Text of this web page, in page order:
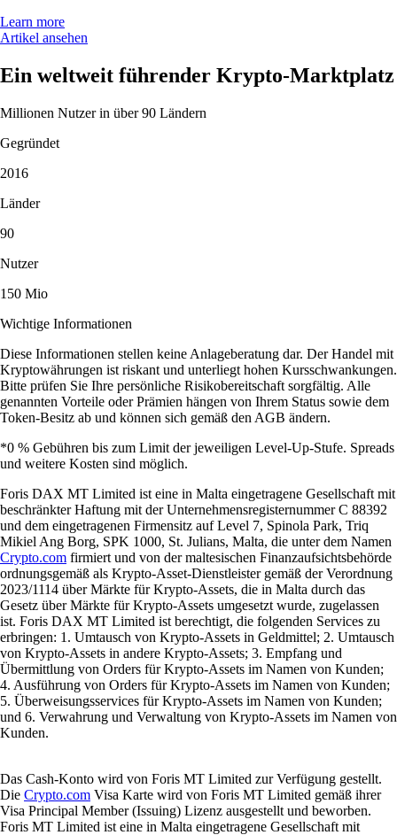
Learn more
Artikel ansehen
Ein weltweit führender Krypto-Marktplatz
Millionen Nutzer in über 90 Ländern
Gegründet
2016
Länder
90
Nutzer
150 Mio
Wichtige Informationen
Diese Informationen stellen keine Anlageberatung dar. Der Handel mit
Kryptowährungen ist riskant und unterliegt hohen Kursschwankungen.
Bitte prüfen Sie Ihre persönliche Risikobereitschaft sorgfältig. Alle
genannten Vorteile oder Prämien hängen von Ihrem Status sowie dem
Token-Besitz ab und können sich gemäß den AGB ändern.
*0 % Gebühren bis zum Limit der jeweiligen Level-Up-Stufe. Spreads
und weitere Kosten sind möglich.
Foris DAX MT Limited ist eine in Malta eingetragene Gesellschaft mit
beschränkter Haftung mit der Unternehmensregisternummer C 88392
und dem eingetragenen Firmensitz auf Level 7, Spinola Park, Triq
Mikiel Ang Borg, SPK 1000, St. Julians, Malta, die unter dem Namen
Crypto.com firmiert und von der maltesischen Finanzaufsichtsbehörde
ordnungsgemäß als Krypto-Asset-Dienstleister gemäß der Verordnung
2023/1114 über Märkte für Krypto-Assets, die in Malta durch das
Gesetz über Märkte für Krypto-Assets umgesetzt wurde, zugelassen
ist. Foris DAX MT Limited ist berechtigt, die folgenden Services zu
erbringen: 1. Umtausch von Krypto-Assets in Geldmittel; 2. Umtausch
von Krypto-Assets in andere Krypto-Assets; 3. Empfang und
Übermittlung von Orders für Krypto-Assets im Namen von Kunden;
4. Ausführung von Orders für Krypto-Assets im Namen von Kunden;
5. Überweisungsservices für Krypto-Assets im Namen von Kunden;
und 6. Verwahrung und Verwaltung von Krypto-Assets im Namen von
Kunden.
Das Cash-Konto wird von Foris MT Limited zur Verfügung gestellt.
Die Crypto.com Visa Karte wird von Foris MT Limited gemäß ihrer
Visa Principal Member (Issuing) Lizenz ausgestellt und beworben.
Foris MT Limited ist eine in Malta eingetragene Gesellschaft mit